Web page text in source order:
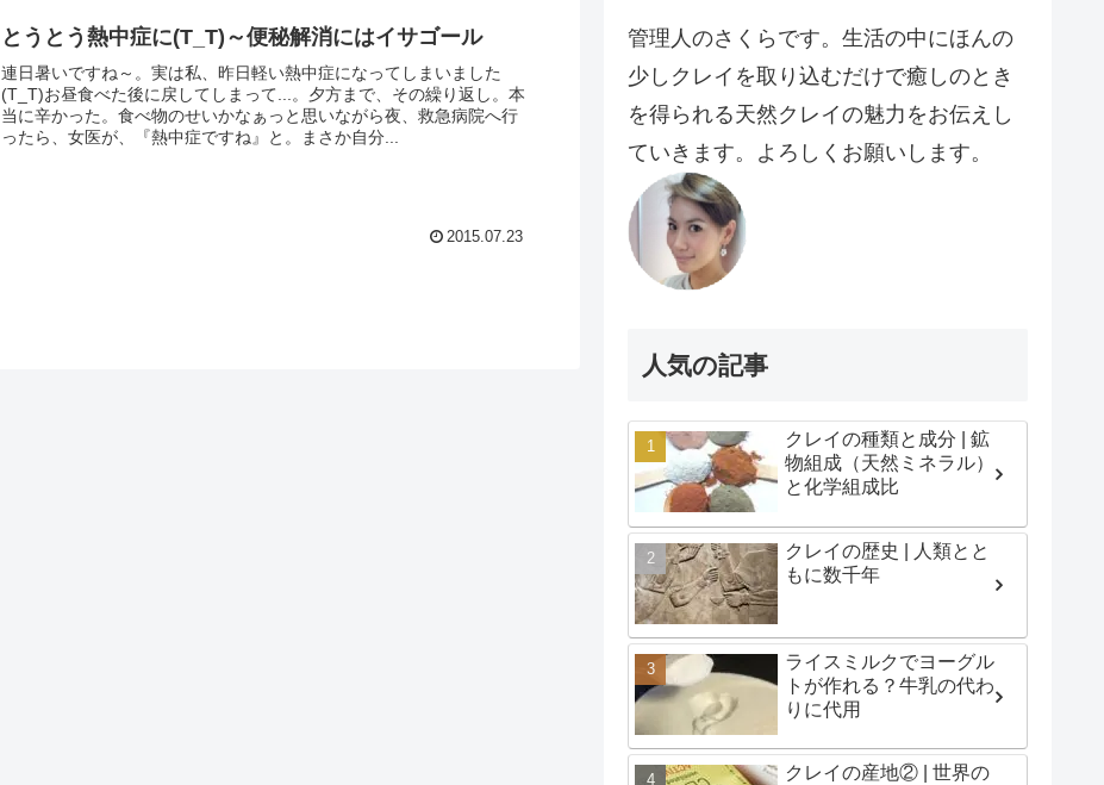
とうとう熱中症に(T_T)～便秘解消にはイサゴール
連日暑いですね～。実は私、昨日軽い熱中症になってしまいました
(T_T)お昼食べた後に戻してしまって...。夕方まで、その繰り返し。本
当に辛かった。食べ物のせいかなぁっと思いながら夜、救急病院へ行
ったら、女医が、『熱中症ですね』と。まさか自分...
2015.07.23
管理人のさくらです。生活の中にほんの
少しクレイを取り込むだけで癒しのとき
を得られる天然クレイの魅力をお伝えし
ていきます。よろしくお願いします。
人気の記事
クレイの種類と成分 | 鉱
物組成（天然ミネラル）
と化学組成比
クレイの歴史 | 人類とと
もに数千年
ライスミルクでヨーグル
トが作れる？牛乳の代わ
りに代用
クレイの産地② | 世界の